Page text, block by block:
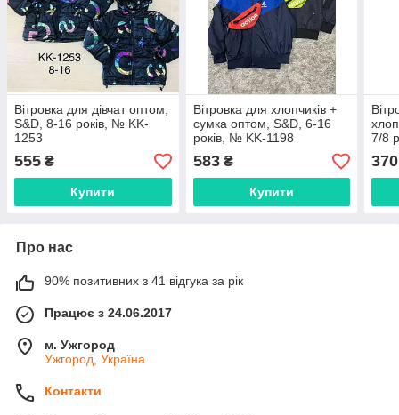
Вітровка для дівчат оптом,
S&D, 8-16 років, № KK-
1253
555 ₴
Купити
Вітровка для хлопчиків +
сумка оптом, S&D, 6-16
років, № KK-1198
583₴
Купити
7/8
370
Про нас
90% позитивних з 41 відгука за рік
Працює з 24.06.2017
м. Ужгород
Ужгород, Україна
Контакти